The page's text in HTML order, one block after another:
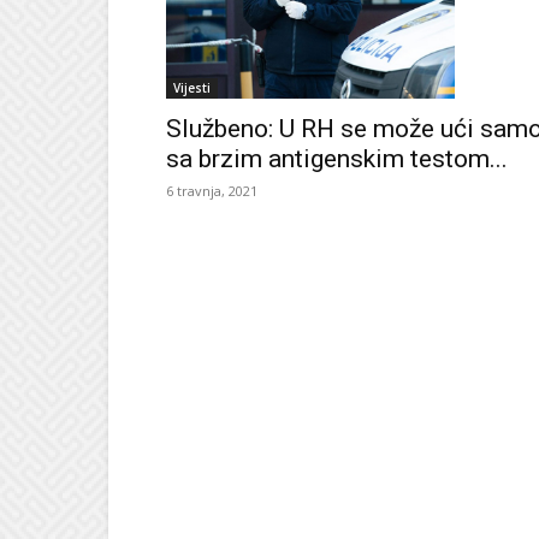
Vijesti
Službeno: U RH se može ući
sa brzim antigenskim testom...
6 travnja, 2021